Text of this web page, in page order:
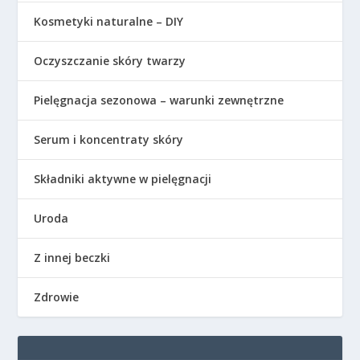
Kosmetyki naturalne – DIY
Oczyszczanie skóry twarzy
Pielęgnacja sezonowa – warunki zewnętrzne
Serum i koncentraty skóry
Składniki aktywne w pielęgnacji
Uroda
Z innej beczki
Zdrowie